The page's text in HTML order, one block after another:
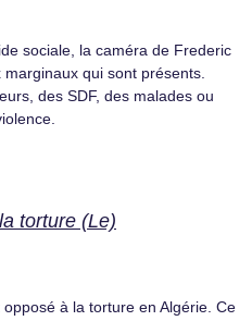
sociale, la caméra de Frederic
qui sont présents.
des SDF, des malades ou
torture (Le)
opposé à la torture en Algérie. Ce